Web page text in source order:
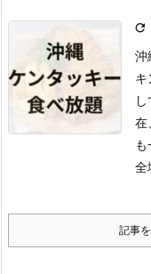

沖
キ
在
全
記事